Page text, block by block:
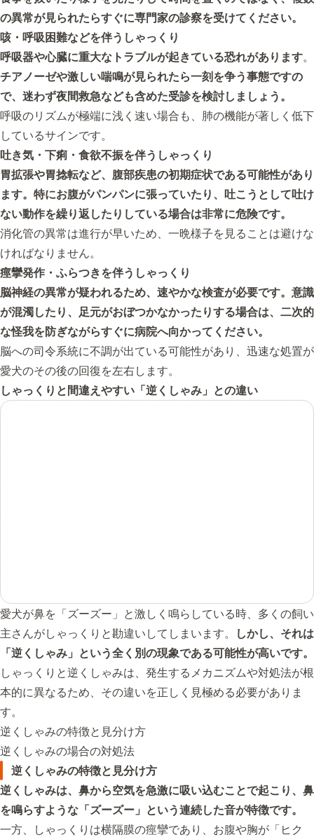
の異常が見られたらすぐに専門家の診察を受けてください。
咳・呼吸困難などを伴うしゃっくり
呼吸器や心臓に重大なトラブルが起きている恐れがあります。
チアノーゼや激しい喘鳴が見られたら一刻を争う事態ですの
で、迷わず夜間救急なども含めた受診を検討しましょう。
呼吸のリズムが極端に浅く速い場合も、肺の機能が著しく低下
しているサインです。
吐き気・下痢・食欲不振を伴うしゃっくり
胃拡張や胃捻転など、腹部疾患の初期症状である可能性があり
ます。特にお腹がパンパンに張っていたり、吐こうとして吐け
ない動作を繰り返したりしている場合は非常に危険です。
消化管の異常は進行が早いため、一晩様子を見ることは避けな
ければなりません。
痙攣発作・ふらつきを伴うしゃっくり
脳神経の異常が疑われるため、速やかな検査が必要です。意識
が混濁したり、足元がおぼつかなかったりする場合は、二次的
な怪我を防ぎながらすぐに病院へ向かってください。
脳への司令系統に不調が出ている可能性があり、迅速な処置が
愛犬のその後の回復を左右します。
しゃっくりと間違えやすい「逆くしゃみ」との違い
愛犬が鼻を「ズーズー」と激しく鳴らしている時、多くの飼い
主さんがしゃっくりと勘違いしてしまいます。
しかし、それは
「逆くしゃみ」という全く別の現象である可能性が高いです。
しゃっくりと逆くしゃみは、発生するメカニズムや対処法が根
本的に異なるため、その違いを正しく見極める必要がありま
す。
逆くしゃみの特徴と見分け方
逆くしゃみの場合の対処法
逆くしゃみの特徴と見分け方
逆くしゃみは、鼻から空気を急激に吸い込むことで起こり、鼻
を鳴らすような「ズーズー」という連続した音が特徴です。
一方、しゃっくりは横隔膜の痙攣であり、お腹や胸が「ヒク